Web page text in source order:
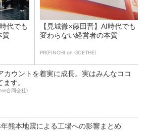
代でも
質
【見城徹×藤田晋】AI時代でも
変わらない経営者の本質
PR(FINCHI on GOETHE)
カウントを着実に成長。実はみんなココ
す。
合同会社)
熊本地震による工場への影響まとめ